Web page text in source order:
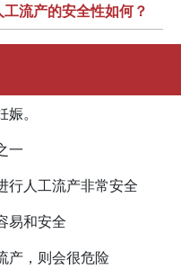
工流产的安全性如何？
。
一
行人工流产非常安全
易和安全
产，则会很危险